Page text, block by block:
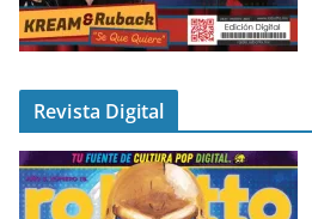
Revista Digital